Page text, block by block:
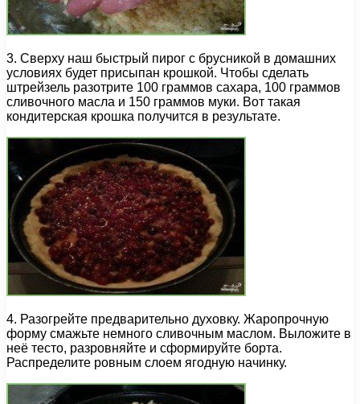
3. Сверху наш быстрый пирог с брусникой в домашних
условиях будет присыпан крошкой. Чтобы сделать
штрейзель разотрите 100 граммов сахара, 100 граммов
сливочного масла и 150 граммов муки. Вот такая
кондитерская крошка получится в результате.
4. Разогрейте предварительно духовку. Жаропрочную
форму смажьте немного сливочным маслом. Выложите в
неё тесто, разровняйте и сформируйте борта.
Распределите ровным слоем ягодную начинку.